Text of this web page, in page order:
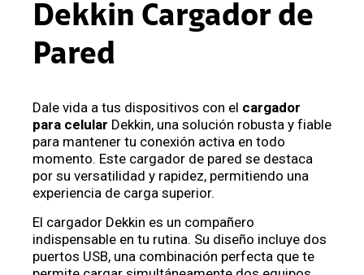
Dekkin Cargador de
Pared
Dale vida a tus dispositivos con el cargador
para celular Dekkin, una solución robusta y fiable
para mantener tu conexión activa en todo
momento. Este cargador de pared se destaca
por su versatilidad y rapidez, permitiendo una
experiencia de carga superior.
El cargador Dekkin es un compañero
indispensable en tu rutina. Su diseño incluye dos
puertos USB, una combinación perfecta que te